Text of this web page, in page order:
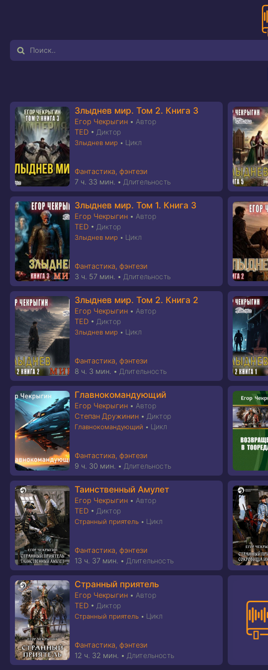
Злыднев мир. Том 2. Книга 3
Егор Чекрыгин • Автор
TED • Диктор
Злыднев мир • Цикл
Фантастика, фэнтези
7 ч. 33 мин. • Длительность
Злыднев мир. Том 1. Книга 3
Егор Чекрыгин • Автор
TED • Диктор
Злыднев мир • Цикл
Фантастика, фэнтези
3 ч. 57 мин. • Длительность
Злыднев мир. Том 2. Книга 2
Егор Чекрыгин • Автор
TED • Диктор
Злыднев мир • Цикл
Фантастика, фэнтези
8 ч. 3 мин. • Длительность
Главнокомандующий
Егор Чекрыгин • Автор
Степан Дружинин • Диктор
Главнокомандующий • Цикл
Фантастика, фэнтези
9 ч. 30 мин. • Длительность
Таинственный Амулет
Егор Чекрыгин • Автор
TED • Диктор
Странный приятель • Цикл
Фантастика, фэнтези
13 ч. 37 мин. • Длительность
Странный приятель
Егор Чекрыгин • Автор
TED • Диктор
Странный приятель • Цикл
Фантастика, фэнтези
12 ч. 32 мин. • Длительность